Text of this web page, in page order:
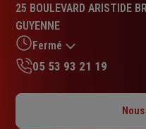
4.9
sur
5
étoiles
25 BOULEVARD ARISTIDE
GUYENNE
Fermé
Mardi : 09h – 12h / 14h –
05 53 93 21 19